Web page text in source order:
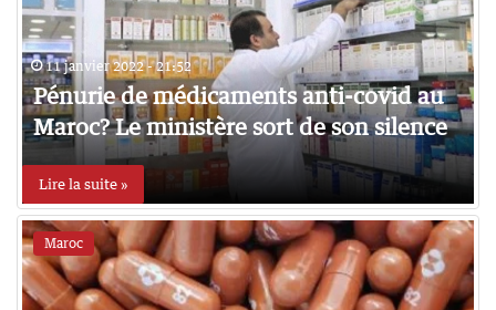
11 janvier 2022 - 21:52
Pénurie de médicaments anti-covid au
Maroc? Le ministère sort de son silence
Lire la suite »
Maroc